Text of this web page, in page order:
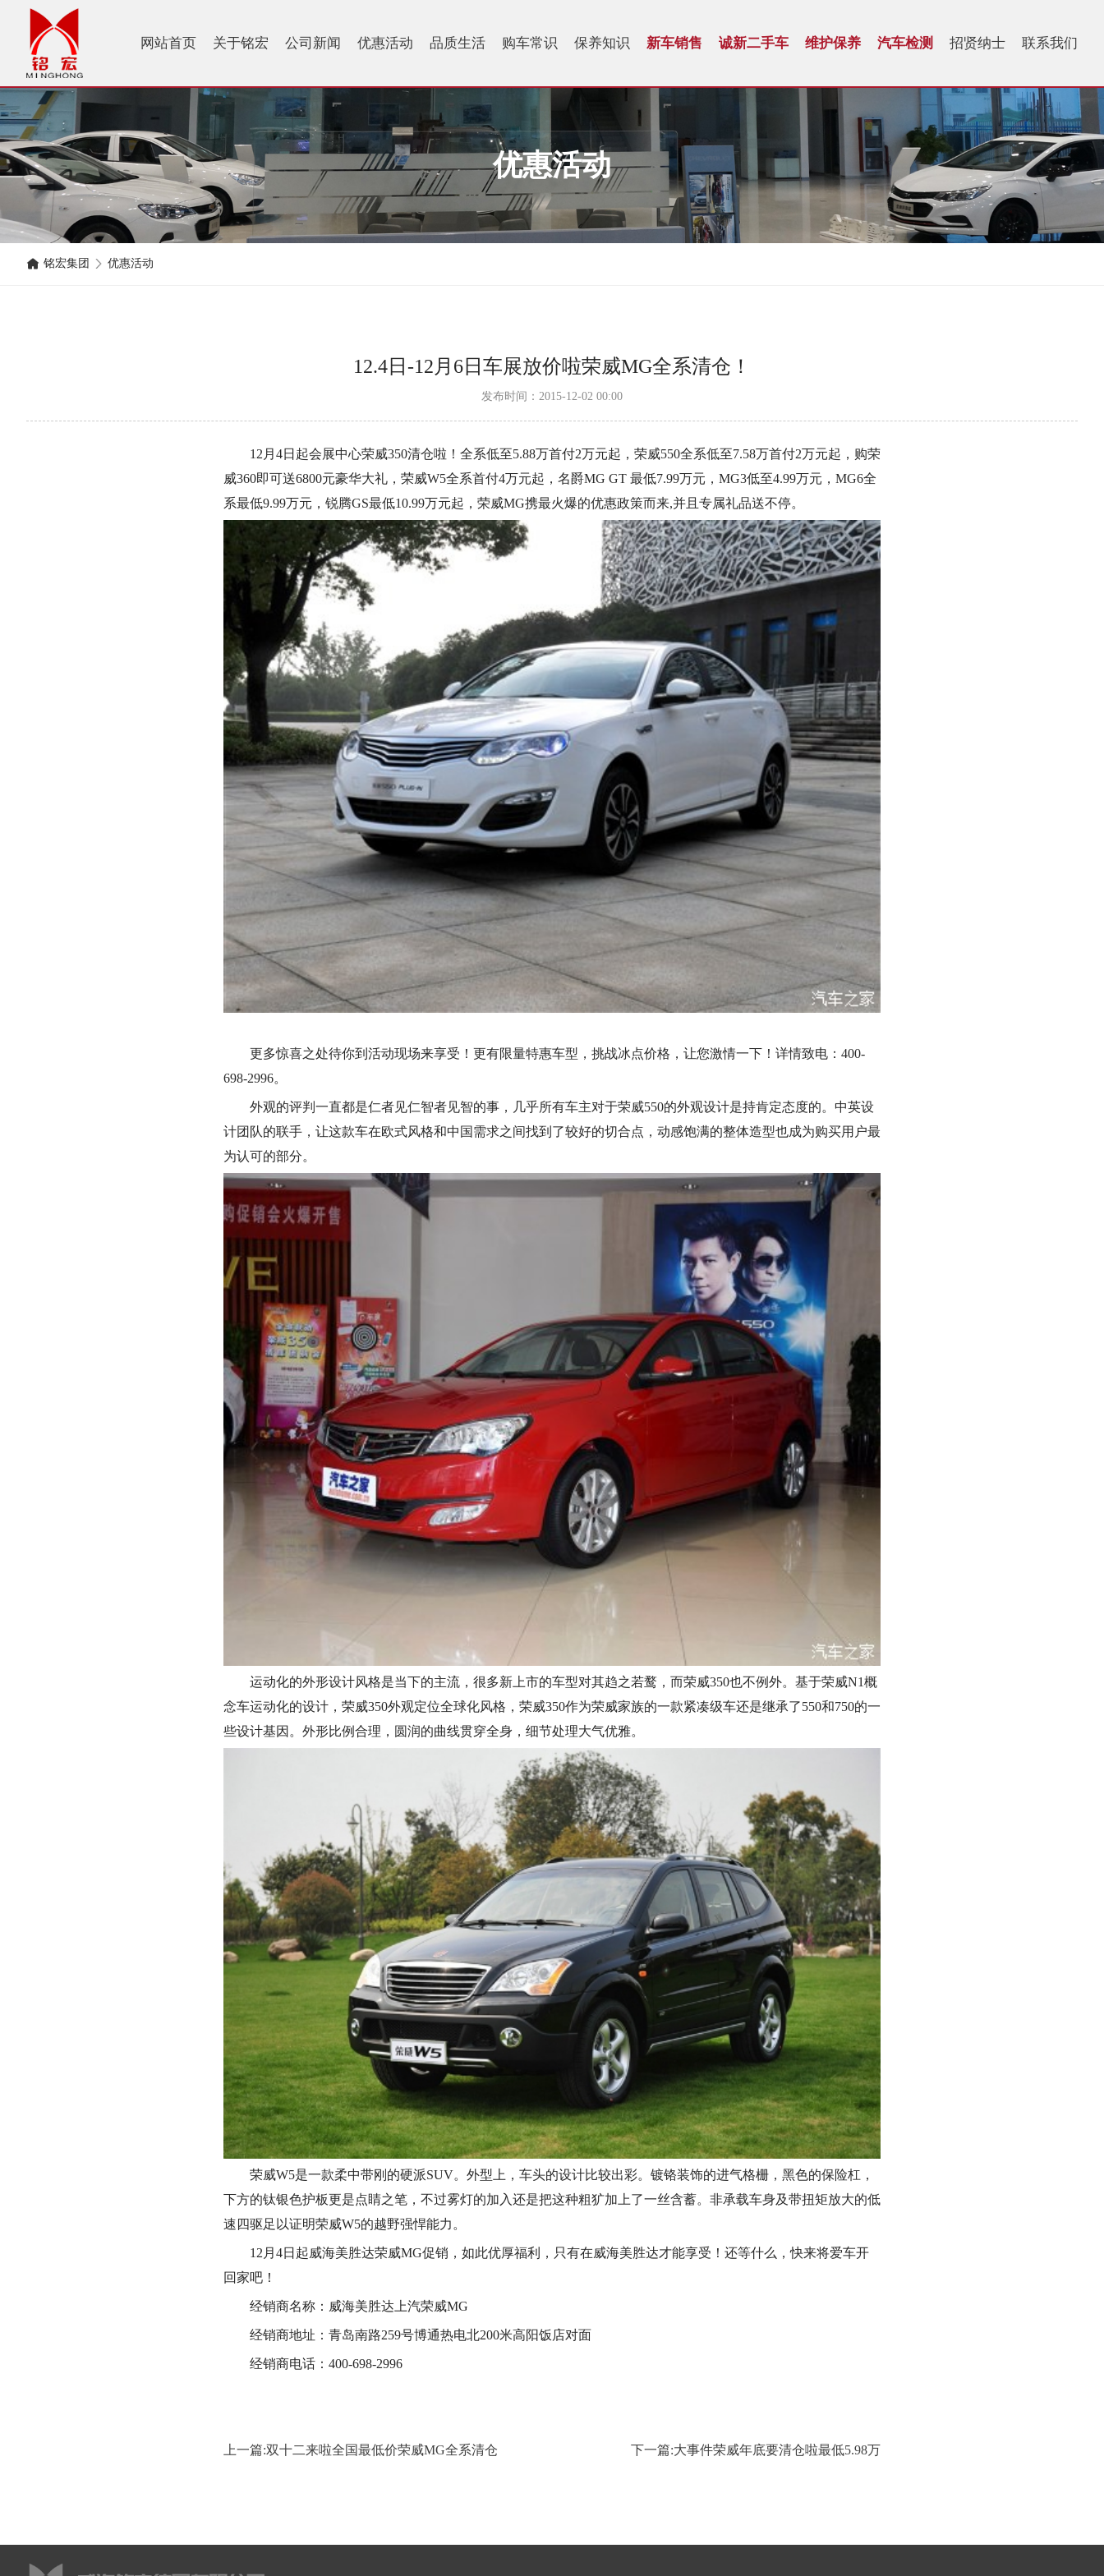
网站首页 关于铭宏 公司新闻 优惠活动 品质生活 购车常识 保养知识 新车销售 诚新二手车 维护保养 汽车检测 招贤纳士 联系我们
优惠活动
铭宏集团 优惠活动
12.4日-12月6日车展放价啦荣威MG全系清仓！
发布时间：2015-12-02 00:00
12月4日起会展中心荣威350清仓啦！全系低至5.88万首付2万元起，荣威550全系低至7.58万首付2万元起，购荣
威360即可送6800元豪华大礼，荣威W5全系首付4万元起，名爵MG GT 最低7.99万元，MG3低至4.99万元，MG6全
系最低9.99万元，锐腾GS最低10.99万元起，荣威MG携最火爆的优惠政策而来,并且专属礼品送不停。
更多惊喜之处待你到活动现场来享受！更有限量特惠车型，挑战冰点价格，让您激情一下！详情致电：400-
698-2996。
外观的评判一直都是仁者见仁智者见智的事，几乎所有车主对于荣威550的外观设计是持肯定态度的。中英设
计团队的联手，让这款车在欧式风格和中国需求之间找到了较好的切合点，动感饱满的整体造型也成为购买用户最
为认可的部分。
运动化的外形设计风格是当下的主流，很多新上市的车型对其趋之若鹜，而荣威350也不例外。基于荣威N1概
念车运动化的设计，荣威350外观定位全球化风格，荣威350作为荣威家族的一款紧凑级车还是继承了550和750的一
些设计基因。外形比例合理，圆润的曲线贯穿全身，细节处理大气优雅。
荣威W5是一款柔中带刚的硬派SUV。外型上，车头的设计比较出彩。镀铬装饰的进气格栅，黑色的保险杠，
下方的钛银色护板更是点睛之笔，不过雾灯的加入还是把这种粗犷加上了一丝含蓄。非承载车身及带扭矩放大的低
速四驱足以证明荣威W5的越野强悍能力。
12月4日起威海美胜达荣威MG促销，如此优厚福利，只有在威海美胜达才能享受！还等什么，快来将爱车开
回家吧！
经销商名称：威海美胜达上汽荣威MG
经销商地址：青岛南路259号博通热电北200米高阳饭店对面
经销商电话：400-698-2996
上一篇:双十二来啦全国最低价荣威MG全系清仓 下一篇:大事件荣威年底要清仓啦最低5.98万